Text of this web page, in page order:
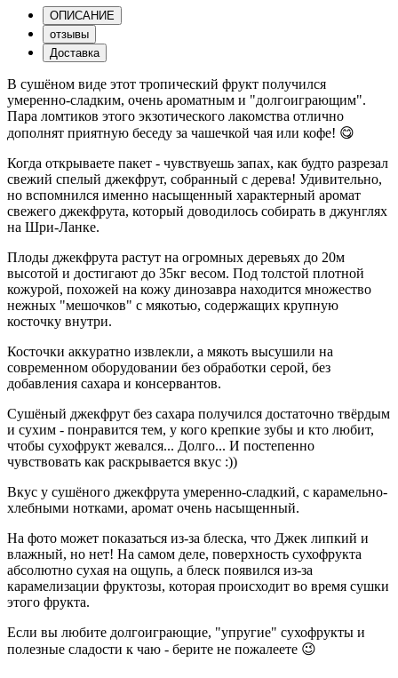
ОПИСАНИЕ
отзывы
Доставка
В сушёном виде этот тропический фрукт получился
умеренно-сладким, очень ароматным и "долгоиграющим".
Пара ломтиков этого экзотического лакомства отлично
дополнят приятную беседу за чашечкой чая или кофе! 😋
Когда открываете пакет - чувствуешь запах, как будто разрезал
свежий спелый джекфрут, собранный с дерева! Удивительно,
но вспомнился именно насыщенный характерный аромат
свежего джекфрута, который доводилось собирать в джунглях
на Шри-Ланке.
Плоды джекфрута растут на огромных деревьях до 20м
высотой и достигают до 35кг весом. Под толстой плотной
кожурой, похожей на кожу динозавра находится множество
нежных "мешочков" с мякотью, содержащих крупную
косточку внутри.
Косточки аккуратно извлекли, а мякоть высушили на
современном оборудовании без обработки серой, без
добавления сахара и консервантов.
Сушёный джекфрут без сахара получился достаточно твёрдым
и сухим - понравится тем, у кого крепкие зубы и кто любит,
чтобы сухофрукт жевался... Долго... И постепенно
чувствовать как раскрывается вкус :))
Вкус у сушёного джекфрута умеренно-сладкий, с карамельно-
хлебными нотками, аромат очень насыщенный.
На фото может показаться из-за блеска, что Джек липкий и
влажный, но нет! На самом деле, поверхность сухофрукта
абсолютно сухая на ощупь, а блеск появился из-за
карамелизации фруктозы, которая происходит во время сушки
этого фрукта.
Если вы любите долгоиграющие, "упругие" сухофрукты и
полезные сладости к чаю - берите не пожалеете 😉